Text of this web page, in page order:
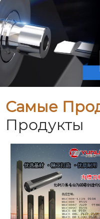
Самые
Продукты